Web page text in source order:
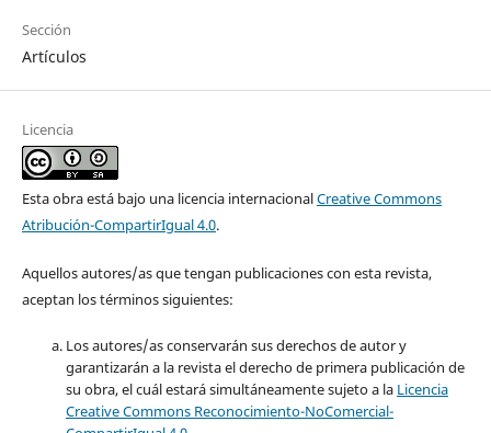
Sección
Artículos
Licencia
Esta obra está bajo una licencia internacionalCreative Commons
Atribución-CompartirIgual 4.0.
Aquellos autores/as que tengan publicaciones con esta revista,
aceptan los términos siguientes:
Los autores/as conservarán sus derechos de autor y
garantizarán a la revista el derecho de primera publicación de
su obra, el cuál estará simultáneamente sujeto a la Licencia
Creative Commons Reconocimiento-NoComercial-